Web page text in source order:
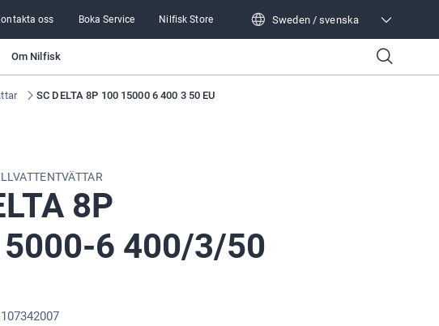
oss Boka Service Nilfisk Store Sweden / svenska
Om Nilfisk
SC DELTA 8P 100 15000 6 400 3 50 EU
8P
6 400/3/50